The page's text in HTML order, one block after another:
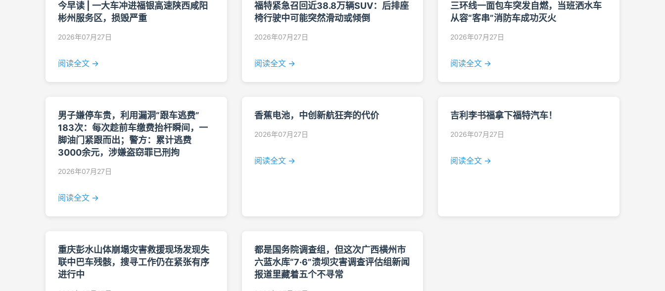
今早读 | 一大车冲进福银高速陕西咸阳
彬州服务区，损毁严重
2026年07月27日
阅读全文 →
福特紧急召回近38.8万辆SUV：后排座
椅行驶中可能突然滑动或倾倒
2026年07月27日
阅读全文 →
三环线一面包车突发自燃，当班洒水车
从容“客串”消防车成功灭火
2026年07月27日
阅读全文 →
男子嫌停车贵，利用漏洞“跟车逃费”
183次：每次趁前车缴费抬杆瞬间，一
脚油门紧跟而出；警方：累计逃费
3000余元，涉嫌盗窃罪已刑拘
2026年07月27日
阅读全文 →
香蕉电池，中创新航狂奔的代价
2026年07月27日
阅读全文 →
吉利李书福拿下福特汽车！
2026年07月27日
阅读全文 →
重庆彭水山体崩塌灾害救援现场发现失
联中巴车残骸，搜寻工作仍在紧张有序
进行中
都是国务院调查组，但这次广西横州市
六蓝水库“7·6”溃坝灾害调查评估组新闻
报道里藏着五个不寻常